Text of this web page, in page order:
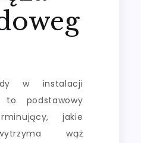
w instalacji
to podstawowy
jakie
wąż